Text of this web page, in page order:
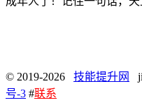
© 2019-2026 技能提升网
号-3 #联系